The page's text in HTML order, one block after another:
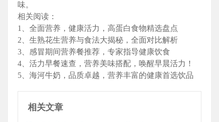
味。
相关阅读：
1、全面营养，健康活力，高蛋白食物精选盘点
2、生熟花生营养与食法大揭秘，全面对比解析
3、感冒期间营养餐推荐，专家指导健康饮食
4、活力早餐速查，营养美味搭配，唤醒早晨活力！
5、海河牛奶，品质卓越，营养丰富的健康首选饮品
相关文章